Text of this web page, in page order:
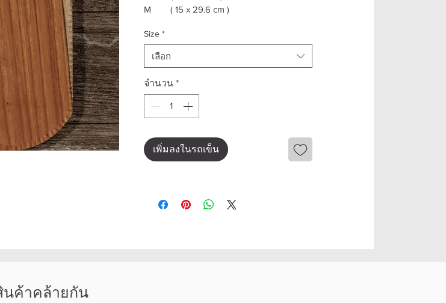
M ( 15 x 29.6 cm )
Size *
เลือก
จำนวน *
เพิ่มลงในรถเข็น
นค้าคล้ายกัน